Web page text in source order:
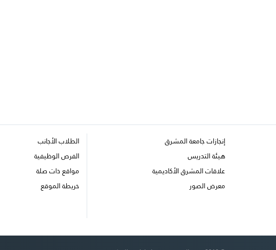
الطلاب الأجانب
الفرص الوظيفية
مواقع ذات صلة
خريطة الموقع
إنجازات جامعة المشرق
هيئة التدريس
علاقات المشرق الأكاديمية
معرض الصور